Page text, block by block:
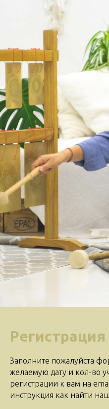
Регистрация
Заполните пожалуйста
желаемую дату и кол-во
регистрации к вам на
инструкция как найти